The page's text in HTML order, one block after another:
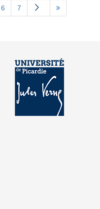
6 7